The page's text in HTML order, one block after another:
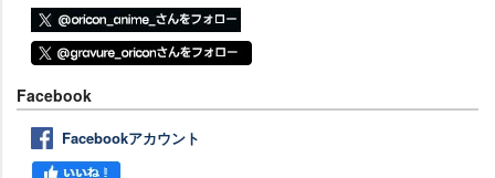
Facebook
Facebookアカウント